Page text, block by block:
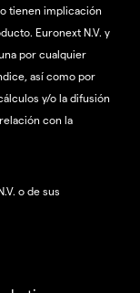
tienen implicación
Euronext N.V. y
por cualquier
así como por
y/o la difusión
con la
o de sus